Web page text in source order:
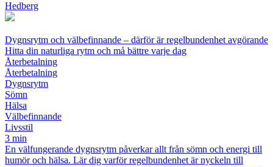
Hedberg
Dygnsrytm och välbefinnande – därför är regelbundenhet avgörande
Hitta din naturliga rytm och må bättre varje dag
Återbetalning
Återbetalning
Dygnsrytm
Sömn
Hälsa
Välbefinnande
Livsstil
3 min
En välfungerande dygnsrytm påverkar allt från sömn och energi till
humör och hälsa. Lär dig varför regelbundenhet är nyckeln till